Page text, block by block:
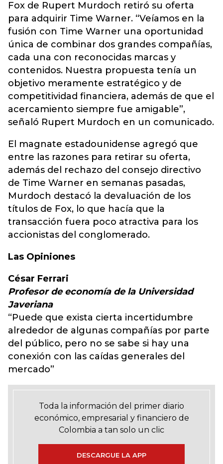
Fox de Rupert Murdoch retiró su oferta
para adquirir Time Warner. “Veíamos en la
fusión con Time Warner una oportunidad
única de combinar dos grandes compañías,
cada una con reconocidas marcas y
contenidos. Nuestra propuesta tenía un
objetivo meramente estratégico y de
competitividad financiera, además de que el
acercamiento siempre fue amigable”,
señaló Rupert Murdoch en un comunicado.
El magnate estadounidense agregó que
entre las razones para retirar su oferta,
además del rechazo del consejo directivo
de Time Warner en semanas pasadas,
Murdoch destacó la devaluación de los
títulos de Fox, lo que hacía que la
transacción fuera poco atractiva para los
accionistas del conglomerado.
Las Opiniones
César Ferrari
Profesor de economía de la Universidad
Javeriana
“Puede que exista cierta incertidumbre
alrededor de algunas compañías por parte
del público, pero no se sabe si hay una
conexión con las caídas generales del
mercado”
Toda la información del primer diario
económico, empresarial y financiero de
Colombia a tan solo un clic
DESCARGUE LA APP